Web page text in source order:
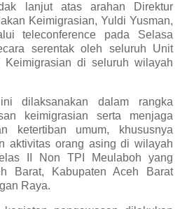
lanjut atas arahan Direktur
Keimigrasian, Yuldi Yusman,
teleconference pada Selasa
serentak oleh seluruh Unit
Keimigrasian di seluruh wilayah
dilaksanakan dalam rangka
keimigrasian serta menjaga
ketertiban umum, khususnya
aktivitas orang asing di wilayah
II Non TPI Meulaboh yang
Barat, Kabupaten Aceh Barat
Raya.